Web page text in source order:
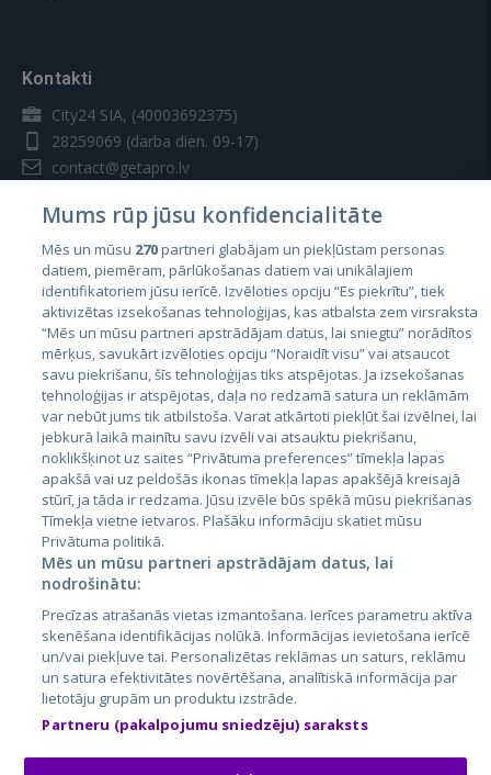
Kontakti
City24 SIA, (40003692375)
28259069 (darba dien. 09-17)
contact@getapro.lv
Valstis
Igaunija
Latvija
Lietuva
City24.lv
City24.ee
GetaPro.lv
GetaPro.ee
Skelbiu.lt
Autoplius.lt
Aruodas.lt
CVbankas.lt
Kainos.lt
Paslaugos.lt
auto24.ee
Osta.ee
KuldneBörs.ee
Mums rūp jūsu konfidencialitāte
Mēs un mūsu 270partneri glabājam un piekļūstam personas
datiem, piemēram, pārlūkošanas datiem vai unikālajiem
identifikatoriem jūsu ierīcē. Izvēloties opciju “Es piekrītu”, tiek
aktivizētas izsekošanas tehnoloģijas, kas atbalsta zem virsraksta
“Mēs un mūsu partneri apstrādājam datus, lai sniegtu” norādītos
mērķus, savukārt izvēloties opciju “Noraidīt visu” vai atsaucot
savu piekrišanu, šīs tehnoloģijas tiks atspējotas. Ja izsekošanas
tehnoloģijas ir atspējotas, daļa no redzamā satura un reklāmām
var nebūt jums tik atbilstoša. Varat atkārtoti piekļūt šai izvēlnei, lai
jebkurā laikā mainītu savu izvēli vai atsauktu piekrišanu,
noklikšķinot uz saites “Privātuma preferences” tīmekļa lapas
apakšā vai uz peldošās ikonas tīmekļa lapas apakšējā kreisajā
stūrī, ja tāda ir redzama. Jūsu izvēle būs spēkā mūsu piekrišanas
Tīmekļa vietne ietvaros. Plašāku informāciju skatiet mūsu
Privātuma politikā.
Mēs un mūsu partneri apstrādājam datus, lai
nodrošinātu:
Precīzas atrašanās vietas izmantošana. Ierīces parametru aktīva
skenēšana identifikācijas nolūkā. Informācijas ievietošana ierīcē
un/vai piekļuve tai. Personalizētas reklāmas un saturs, reklāmu
un satura efektivitātes novērtēšana, analītiskā informācija par
lietotāju grupām un produktu izstrāde.
Partneru (pakalpojumu sniedzēju) saraksts